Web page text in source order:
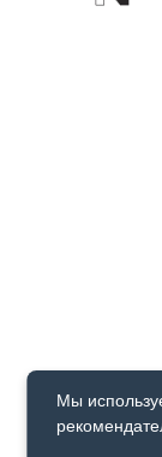
Мы
Первый номер